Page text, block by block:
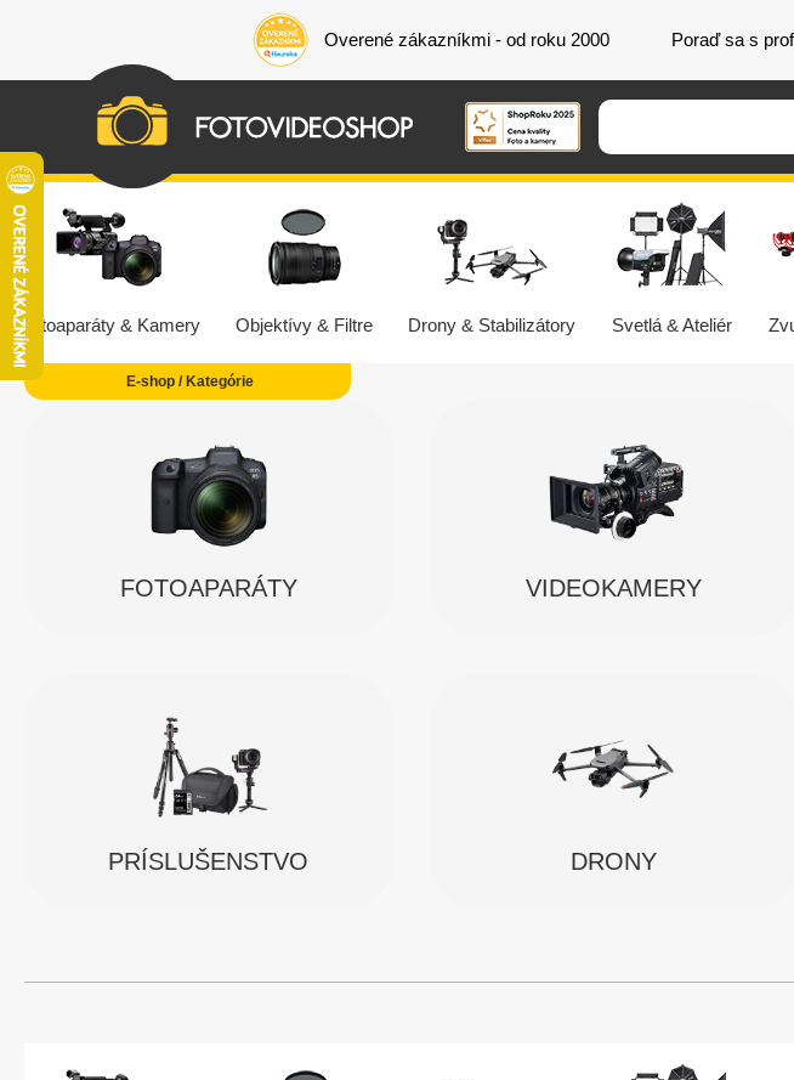
Overené zákazníkmi - od roku 2000 Poraď sa s
Fotoaparáty & Kamery Objektívy & Filtre Drony & Stabilizátory Svetlá & Ateliér
FOTOAPARÁTY VIDEOKAMERY
PRÍSLUŠENSTVO DRONY
E-shop / Kategórie